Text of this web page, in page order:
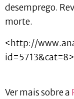
desemprego.
morte.
<http://
id=5713&cat=8>
Ver mais sobre a